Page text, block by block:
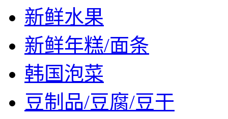
新鲜水果
新鲜年糕/面条
韩国泡菜
豆制品/豆腐/豆干